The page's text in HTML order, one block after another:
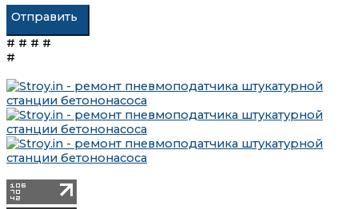
Отправить
# # # #
#